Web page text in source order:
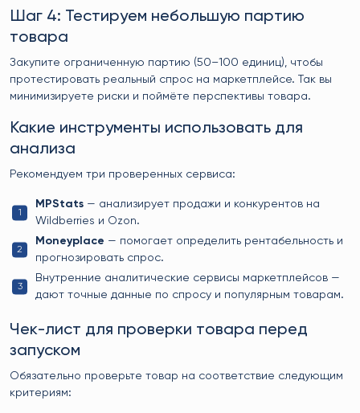
Шаг 4: Тестируем небольшую партию
товара
Закупите ограниченную партию (50–100 единиц), чтобы
протестировать реальный спрос на маркетплейсе. Так вы
минимизируете риски и поймёте перспективы товара.
Какие инструменты использовать для
анализа
Рекомендуем три проверенных сервиса:
MPStats — анализирует продажи и конкурентов на
Wildberries и Ozon.
Moneyplace — помогает определить рентабельность и
прогнозировать спрос.
Внутренние аналитические сервисы маркетплейсов —
дают точные данные по спросу и популярным товарам.
Чек-лист для проверки товара перед
запуском
Обязательно проверьте товар на соответствие следующим
критериям: